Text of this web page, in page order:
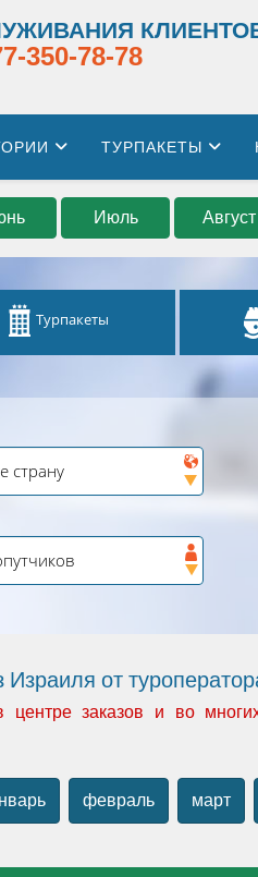
350-78-78
ТУРПАКЕТЫ
Июль Август
Турпакеты
Израиля от
заказов и во
февраль март